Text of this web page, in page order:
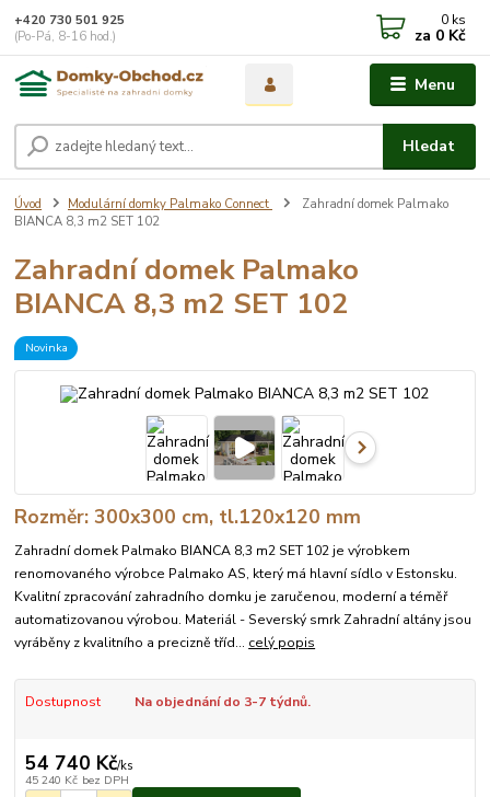
Menu
Hledat
+420 730 501 925
(Po-Pá, 8-16 hod.)
0 ks
za 0 Kč
Úvod Modulární domky Palmako Connect
Zahradní domek Palmako
BIANCA 8,3 m2 SET 102
Zahradní domek Palmako
BIANCA 8,3 m2 SET 102
Novinka
Rozměr: 300x300 cm, tl.120x120 mm
Zahradní domek Palmako BIANCA 8,3 m2 SET 102 je výrobkem
renomovaného výrobce Palmako AS, který má hlavní sídlo v Estonsku.
Kvalitní zpracování zahradního domku je zaručenou, moderní a téměř
automatizovanou výrobou. Materiál - Severský smrk Zahradní altány jsou
vyráběny z kvalitního a precizně tříd... celý popis
Dostupnost Na objednání do 3-7 týdnů.
54 740 Kč/ks
45 240 Kč bez DPH